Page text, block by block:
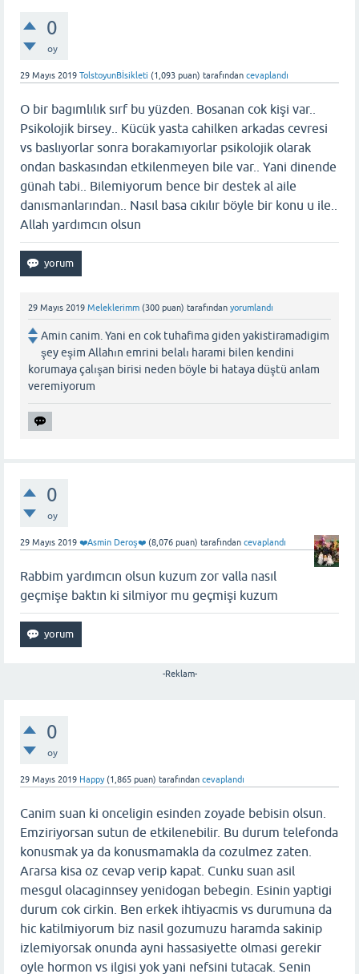
0
oy
29 Mayıs 2019 TolstoyunBİsikleti (1,093 puan) tarafından cevaplandı
O bir bagımlılık sırf bu yüzden. Bosanan cok kişi var..
Psikolojik birsey.. Kücük yasta cahilken arkadas cevresi
vs baslıyorlar sonra borakamıyorlar psikolojik olarak
ondan baskasından etkilenmeyen bile var.. Yani dinende
günah tabi.. Bilemiyorum bence bir destek al aile
danısmanlarından.. Nasıl basa cıkılır böyle bir konu u ile..
Allah yardımcın olsun
29 Mayıs 2019 Meleklerimm (300 puan) tarafından yorumlandı
Amin canim. Yani en cok tuhafima giden yakistiramadigim
şey eşim Allahın emrini belalı harami bilen kendini
korumaya çalışan birisi neden böyle bi hataya düştü anlam
veremiyorum
0
oy
29 Mayıs 2019 ❤️Asmin Deroş❤️ (8,076 puan) tarafından cevaplandı
Rabbim yardımcın olsun kuzum zor valla nasıl
geçmişe baktın ki silmiyor mu geçmişi kuzum
-Reklam-
0
oy
29 Mayıs 2019 Happy (1,865 puan) tarafından cevaplandı
Canim suan ki onceligin esinden zoyade bebisin olsun.
Emziriyorsan sutun de etkilenebilir. Bu durum telefonda
konusmak ya da konusmamakla da cozulmez zaten.
Ararsa kisa oz cevap verip kapat. Cunku suan asil
mesgul olacaginnsey yenidogan bebegin. Esinin yaptigi
durum cok cirkin. Ben erkek ihtiyacmis vs durumuna da
hic katilmiyorum biz nasil gozumuzu haramda sakinip
izlemiyorsak onunda ayni hassasiyette olmasi gerekir
oyle hormon vs ilgisi yok yani nefsini tutacak. Senin